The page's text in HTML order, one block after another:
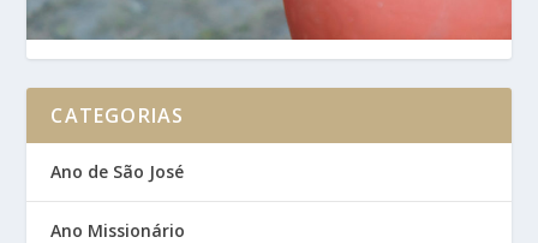
CATEGORIAS
Ano de São José
Ano Missionário